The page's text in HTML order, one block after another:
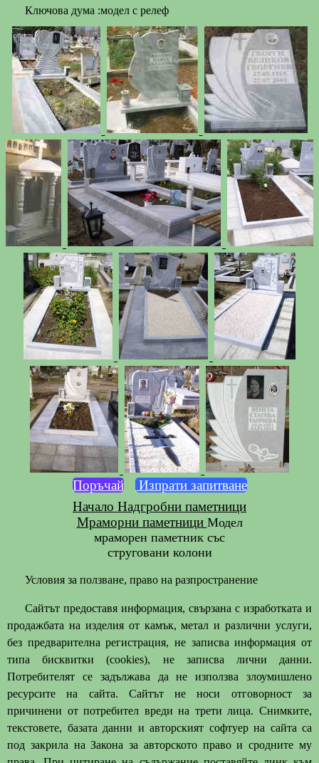
Ключова дума :модел с релеф
Поръчай
Изпрати запитване
Начало Надгробни паметници
Мраморни паметници Модел
мраморен паметник със
струговани колони
Условия за ползване, право на разпространение
Сайтът предоставя информация, свързана с изработката и
продажбата на изделия от камък, метал и различни услуги,
без предварителна регистрация, не записва информация от
типа бисквитки (cookies), не записва лични данни.
Потребителят се задължава да не използва злоумишлено
ресурсите на сайта. Сайтът не носи отговорност за
причинени от потребител вреди на трети лица. Снимките,
текстовете, базата данни и авторският софтуер на сайта са
под закрила на Закона за авторското право и сродните му